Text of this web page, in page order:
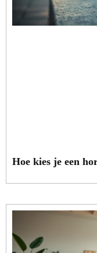
Hoe kies je een